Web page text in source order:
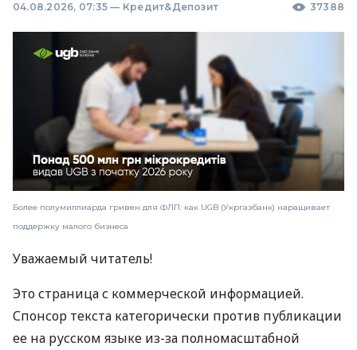
04.08.2026, 07:35 — Кредит&Депозит 37388
Более полумиллиарда гривен для ФЛП: как UGB (Укргазбанк) наращивает
поддержку малого бизнеса
Уважаемый читатель!
Это страница с коммерческой информацией.
Спонсор текста категорически против публикации
ее на русском языке из-за полномасштабной